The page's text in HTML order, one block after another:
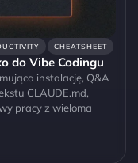
CHEATSHEET
do Vibe Codingu
instalację, Q&A
CLAUDE.md,
pracy z wieloma